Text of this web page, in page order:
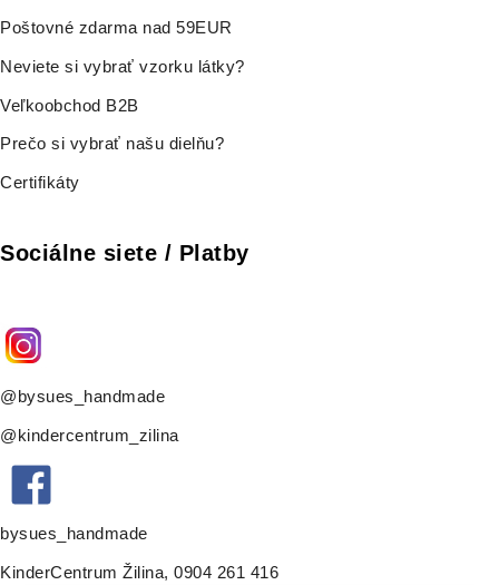
Poštovné zdarma nad 59EUR
Neviete si vybrať vzorku látky?
Veľkoobchod B2B
Prečo si vybrať našu dielňu?
Certifikáty
Sociálne siete / Platby
@bysues_handmade
@kindercentrum_zilina
bysues_handmade
KinderCentrum Žilina, 0904 261 416